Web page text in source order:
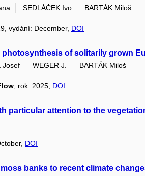
SEDLÁČEK Ivo
BARTÁK Miloš
vydání: December, DOI
of solitarily grown
Josef WEGER J.
BARTÁK Miloš
, rok: 2025, DOI
particular attention to the
DOI
banks to recent climate